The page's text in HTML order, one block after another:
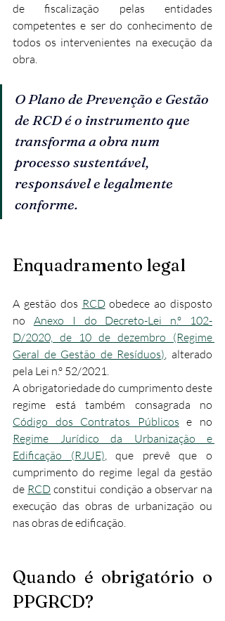
de fiscalização pelas entidades
competentes e ser do conhecimento de
todos os intervenientes na execução da
obra.​
O Plano de Prevenção e Gestão
de RCD é o instrumento que
transforma a obra num
processo sustentável,
responsável e legalmente
conforme.
Enquadramento legal
A gestão dos RCD obedece ao disposto
no Anexo I do Decreto-Lei n.º 102-
D/2020, de 10 de dezembro (Regime
Geral de Gestão de Resíduos), alterado
pela Lei n.º 52/2021.​
A obrigatoriedade do cumprimento deste
Código dos Contratos Públicos
Regime Jurídico da Urbanização e
Edificação (RJUE), que prevê que o
cumprimento do regime legal da gestão
de RCD constitui condição a observar na
execução das obras de urbanização ou
nas obras de edificação.​
Quando é obrigatório o
PPGRCD?